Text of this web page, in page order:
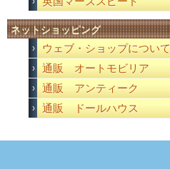
ネットショッピング
ウェブ・ショップについて
通販 オートモビリア
通販 アンティーク
通販 ドールハウス